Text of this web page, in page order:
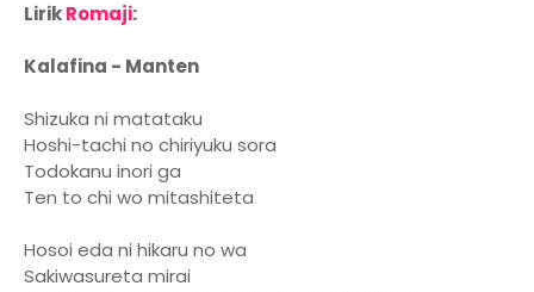
LirikRomaji:
Kalafina - Manten
Shizuka ni matataku
Hoshi-tachi no chiriyuku sora
Todokanu inori ga
Ten to chi wo mitashiteta
Hosoi eda ni hikaru no wa
Sakiwasureta mirai